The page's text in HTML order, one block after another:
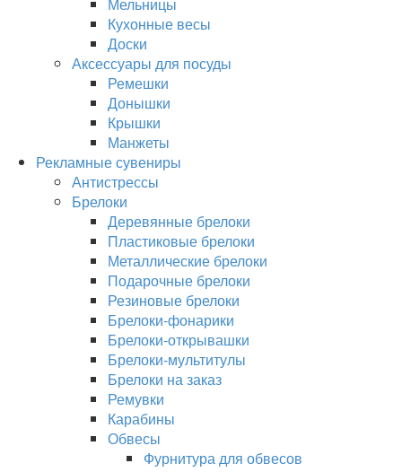
Кухонные весы
Доски
Аксессуары для посуды
Ремешки
Донышки
Крышки
Манжеты
Рекламные сувениры
Антистрессы
Брелоки
Деревянные брелоки
Пластиковые брелоки
Металлические брелоки
Подарочные брелоки
Резиновые брелоки
Брелоки-фонарики
Брелоки-открывашки
Брелоки-мультитулы
Брелоки на заказ
Ремувки
Карабины
Обвесы
Фурнитура для обвесов